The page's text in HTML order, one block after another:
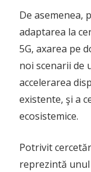
De asemenea,
adaptarea la
5G, axarea pe
noi scenarii de
accelerarea
existente, şi a
ecosistemice.
Potrivit
reprezintă